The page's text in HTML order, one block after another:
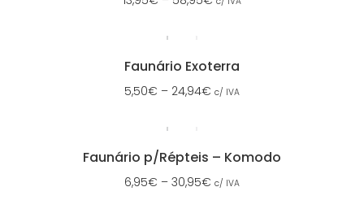
Faunário Exoterra
5,50€ – 24,94€ c/ IVA
Faunário p/Répteis – Komodo
6,95€ – 30,95€ c/ IVA